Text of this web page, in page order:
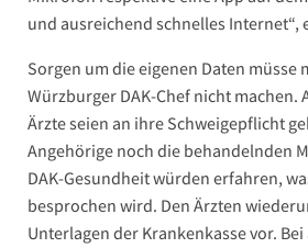
und ausreichend schnelles Internet“,
Sorgen um die eigenen Daten müsse
Würzburger DAK-Chef nicht machen.
Ärzte seien an ihre Schweigepflicht
Angehörige noch die behandelnden
DAK-Gesundheit würden erfahren,
besprochen wird. Den Ärzten
Unterlagen der Krankenkasse vor.